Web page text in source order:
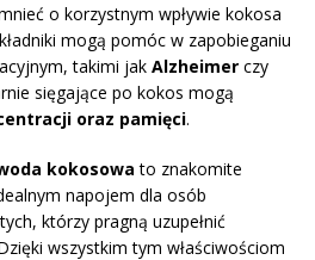
o korzystnym wpływie kokosa
mogą pomóc w zapobieganiu
takimi jak Alzheimer czy
sięgające po kokos mogą
oraz pamięci.
kokosowa to znakomite
napojem dla osób
którzy pragną uzupełnić
wszystkim tym właściwościom